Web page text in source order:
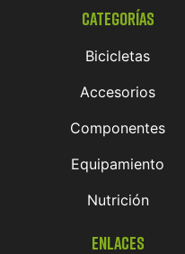
Categorías
Bicicletas
Accesorios
Componentes
Equipamiento
Nutrición
Enlaces